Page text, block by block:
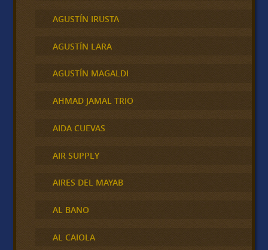
AGUSTÍN IRUSTA
AGUSTÍN LARA
AGUSTÍN MAGALDI
AHMAD JAMAL TRIO
AIDA CUEVAS
AIR SUPPLY
AIRES DEL MAYAB
AL BANO
AL CAIOLA